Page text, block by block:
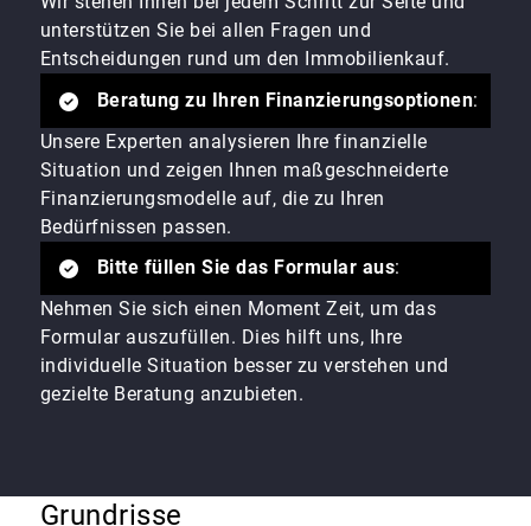
unterstützen Sie bei allen Fragen und
Entscheidungen rund um den Immobilienkauf.
Beratung zu Ihren Finanzierungsoptionen:
Unsere Experten analysieren Ihre finanzielle
Situation und zeigen Ihnen maßgeschneiderte
Finanzierungsmodelle auf, die zu Ihren
Bedürfnissen passen.
Bitte füllen Sie das Formular aus:
Nehmen Sie sich einen Moment Zeit, um das
Formular auszufüllen. Dies hilft uns, Ihre
individuelle Situation besser zu verstehen und
gezielte Beratung anzubieten.
Grundrisse